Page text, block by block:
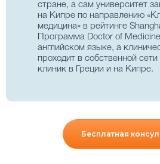
стране, а сам университет
на Кипре по направлению
медицина» в рейтинге
Программа Doctor of
английском языке, а
проходит в собственной
клиник в Греции и на Кипре.
Бесплатная